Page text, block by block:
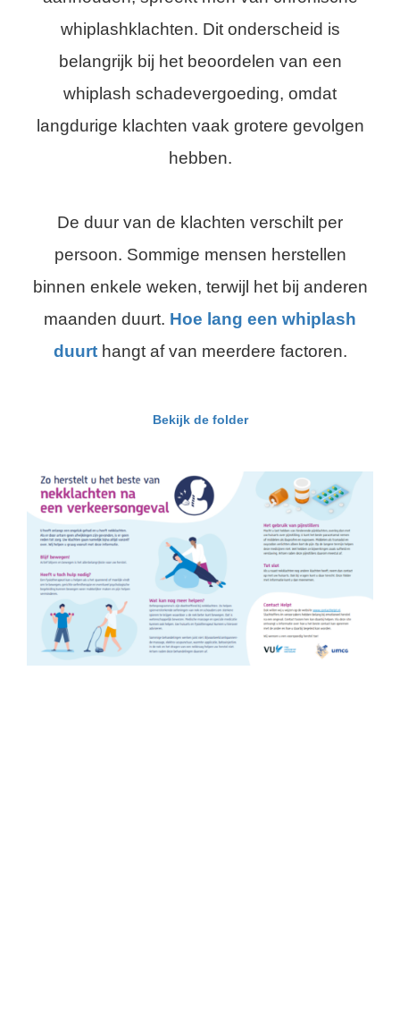
whiplashklachten. Dit onderscheid is
belangrijk bij het beoordelen van een
whiplash schadevergoeding, omdat
langdurige klachten vaak grotere gevolgen
hebben.
De duur van de klachten verschilt per
persoon. Sommige mensen herstellen
binnen enkele weken, terwijl het bij anderen
maanden duurt. Hoe lang een whiplash
duurthangt af van meerdere factoren.
Bekijk de folder